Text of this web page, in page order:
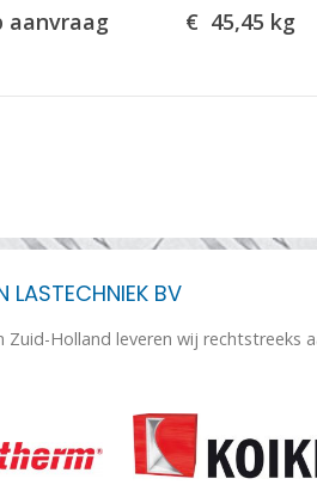
€ 45,45 kg
LASTECHNIEK BV
Holland leveren wij rechtstreeks